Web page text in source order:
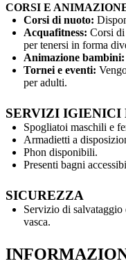
CORSI E
Corsi di nuoto:
Acquafitness: Corsi
per tenersi in forma
Animazione bambini:
Tornei e eventi:
per adulti.
SERVIZI IGIENICI
Spogliatoi maschili e
Armadietti a
Phon disponibili.
Presenti bagni
SICUREZZA
Servizio di salvataggio
vasca.